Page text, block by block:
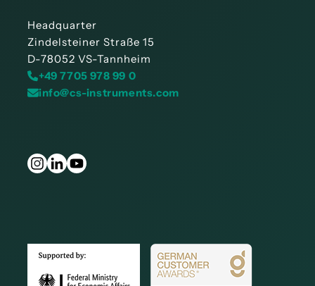
Headquarter
Zindelsteiner Straße 15
D-78052 VS-Tannheim
+49 7705 978 99 0
info@cs-instruments.com